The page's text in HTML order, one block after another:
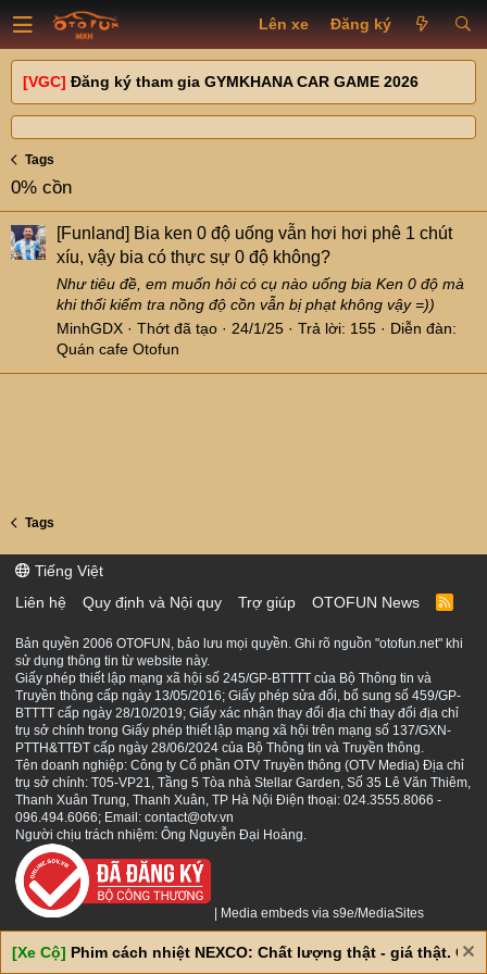
Lên xe Đăng ký
[VGC] Đăng ký tham gia GYMKHANA CAR GAME 2026
Tags
0% cồn
[Funland]
Bia ken 0 độ uống vẫn hơi hơi phê 1 chút
xíu, vậy bia có thực sự 0 độ không?
Như tiêu đề, em muốn hỏi có cụ nào uống bia Ken 0 độ mà
khi thổi kiểm tra nồng độ cồn vẫn bị phạt không vậy =))
MinhGDX
Thớt đã tạo 24/1/25 Trả lời: 155
Diễn đàn:
Quán cafe Otofun
Tags
Tiếng Việt
Liên hệ
Quy định và Nội quy Trợ giúp OTOFUN News
R
S
Bản quyền 2006 OTOFUN, bảo lưu mọi quyền. Ghi rõ nguồn "otofun.net" khi
sử dụng thông tin từ website này.
Giấy phép thiết lập mạng xã hội số 245/GP-BTTTT của Bộ Thông tin và
Truyền thông cấp ngày 13/05/2016; Giấy phép sửa đổi, bổ sung số 459/GP-
BTTTT cấp ngày 28/10/2019; Giấy xác nhận thay đổi địa chỉ thay đổi địa chỉ
trụ sở chính trong Giấy phép thiết lập mạng xã hội trên mạng số 137/GXN-
PTTH&TTĐT cấp ngày 28/06/2024 của Bộ Thông tin và Truyền thông.
Tên doanh nghiệp: Công ty Cổ phần OTV Truyền thông (OTV Media) Địa chỉ
trụ sở chính: T05-VP21, Tầng 5 Tòa nhà Stellar Garden, Số 35 Lê Văn Thiêm,
Thanh Xuân Trung, Thanh Xuân, TP Hà Nội Điện thoại: 024.3555.8066 -
096.494.6066; Email: contact@otv.vn
Người chịu trách nhiệm: Ông Nguyễn Đại Hoàng.
Media embeds via s9e/MediaSites
[Xe Cộ] Phim cách nhiệt NEXCO: Chất lượng thật - giá thật. Giá